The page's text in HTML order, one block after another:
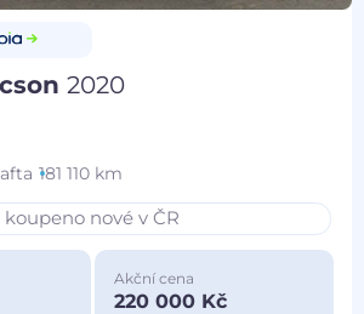
2020
181 110 km
koupeno nové v ČR
Akční cena
220 000 Kč